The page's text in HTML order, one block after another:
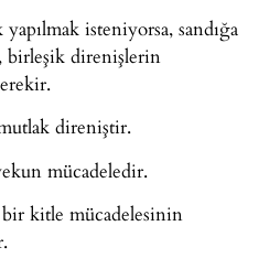
isteniyorsa, sandığa
birleşik direnişlerin
direniştir.
mücadeledir.
bir kitle mücadelesinin